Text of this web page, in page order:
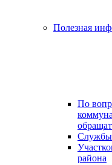
Полезная
По
Службы
района